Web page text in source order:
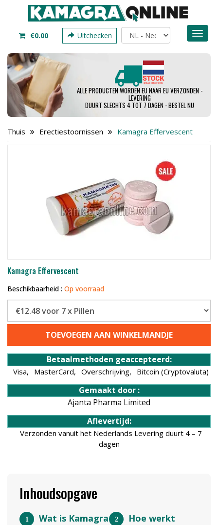
€0.00 Uitchecken
ALLE PRODUCTEN WORDEN EU NAAR EU VERZONDEN -
LEVERING
DUURT SLECHTS 4 TOT 7 DAGEN - BESTEL NU
Thuis Erectiestoornissen Kamagra Effervescent
Kamagra Effervescent
Beschikbaarheid : Op voorraad
TOEVOEGEN AAN WINKELMANDJE
Betaalmethoden geaccepteerd:
Visa, MasterCard, Overschrijving, Bitcoin (Cryptovaluta)
Gemaakt door :
Ajanta Pharma Limited
Aflevertijd:
Verzonden vanuit het Nederlands Levering duurt 4 – 7
dagen
Inhoudsopgave
Wat is Kamagra
Hoe werkt